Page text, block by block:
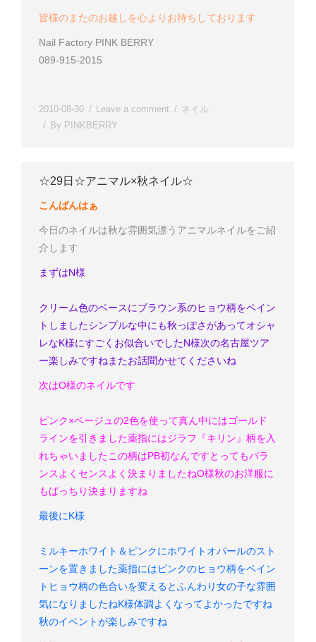
皆様のまたのお越しを心よりお待ちしております
Nail Factory PINK BERRY
089-915-2015
2010-08-30 Leave a comment
ネイル
By PINKBERRY
☆29日☆アニマル×秋ネイル☆
こんばんはぁ
今日のネイルは秋な雰囲気漂うアニマルネイルをご紹
介します
まずはN様
クリーム色のベースにブラウン系のヒョウ柄をペイン
トしましたシンプルな中にも秋っぽさがあってオシャ
レなK様にすごくお似合いでしたN様次の名古屋ツア
ー楽しみですね またお話聞かせてくださいね
次はO様のネイルです
ピンク×ベージュの2色を使って真ん中にはゴールド
ラインを引きました薬指にはジラフ『キリン』柄を入
れちゃいましたこの柄はPB初なんですとってもバラ
ンスよくセンスよく決まりましたねO様秋のお洋服に
もばっちり決まりますね
最後にK様
ミルキーホワイト＆ピンクにホワイトオパールのスト
ーンを置きました薬指にはピンクのヒョウ柄をペイン
ト ヒョウ柄の色合いを変えるとふんわり女の子な雰囲
気になりましたねK様体調よくなってよかったですね
秋のイベントが楽しみですね